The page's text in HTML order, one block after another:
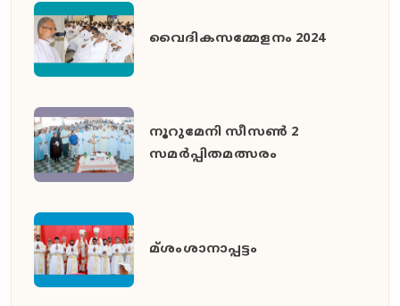
വൈദികസമ്മേളനം 2024
നൂറുമേനി സീസൺ 2
സമർപ്പിതമത്സരം
മ്ശംശാനാപ്പട്ടം